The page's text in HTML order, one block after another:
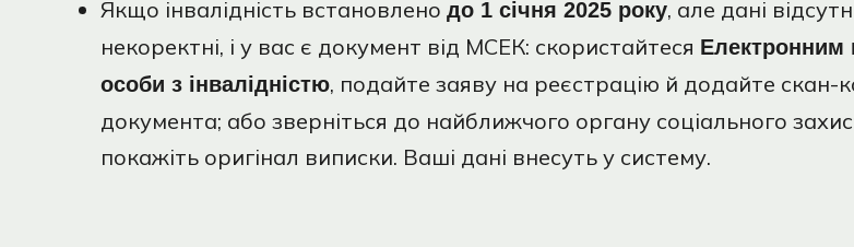
Якщо інвалідність встановлено до 1 січня 2025 року, але дані
некоректні, і у вас є документ від МСЕК: скористайтеся Електронним
особи з інвалідністю, подайте заяву на реєстрацію й додайте скан-
документа; або зверніться до найближчого органу соціального
покажіть оригінал виписки. Ваші дані внесуть у систему.